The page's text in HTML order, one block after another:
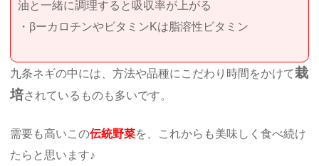
油と一緒に調理すると吸収率が上がる
・βーカロチンやビタミンKは脂溶性ビタミン
九条ネギの中には、方法や品種にこだわり時間をかけて栽
培されているものも多いです。
需要も高いこの伝統野菜を、これからも美味しく食べ続け
たらと思います♪